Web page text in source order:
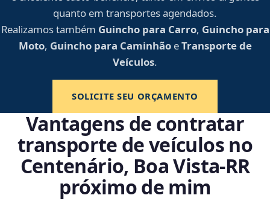
quanto em transportes agendados.
Realizamos também Guincho para Carro, Guincho para
Moto, Guincho para CaminhãoeTransporte de
Veículos.
SOLICITE SEU ORÇAMENTO
Vantagens de contratar
transporte de veículos no
Centenário, Boa Vista‑RR
próximo de mim